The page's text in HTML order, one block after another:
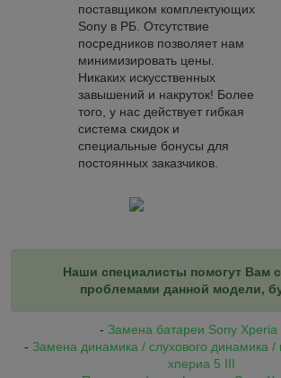
поставщиком комплектующих
Sony в РБ. Отсутствие
посредников позволяет нам
минимизировать цены.
Никаких искусственных
завышений и накруток! Более
того, у нас действует гибкая
система скидок и
специальные бонусы для
постоянных заказчиков.
Наши специалисты помогут Вам
проблемами данной модели,
- Замена батареи Sony Xperia
- Замена динамика / слухового динамика
хпериа 5 III